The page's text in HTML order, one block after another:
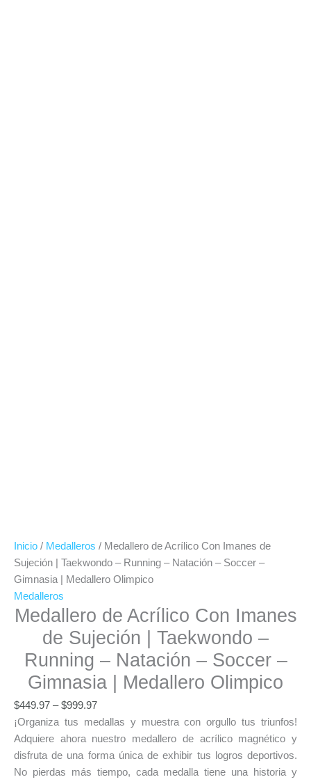
Inicio / Medalleros / Medallero de Acrílico Con Imanes de
Sujeción | Taekwondo – Running – Natación – Soccer –
Gimnasia | Medallero Olimpico
Medalleros
Medallero de Acrílico Con Imanes
de Sujeción | Taekwondo –
Running – Natación – Soccer –
Gimnasia | Medallero Olimpico
$449.97 – $999.97
¡Organiza tus medallas y muestra con orgullo tus triunfos!
Adquiere ahora nuestro medallero de acrílico magnético y
disfruta de una forma única de exhibir tus logros deportivos.
No pierdas más tiempo, cada medalla tiene una historia y